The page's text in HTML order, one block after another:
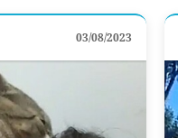
03/08/2023